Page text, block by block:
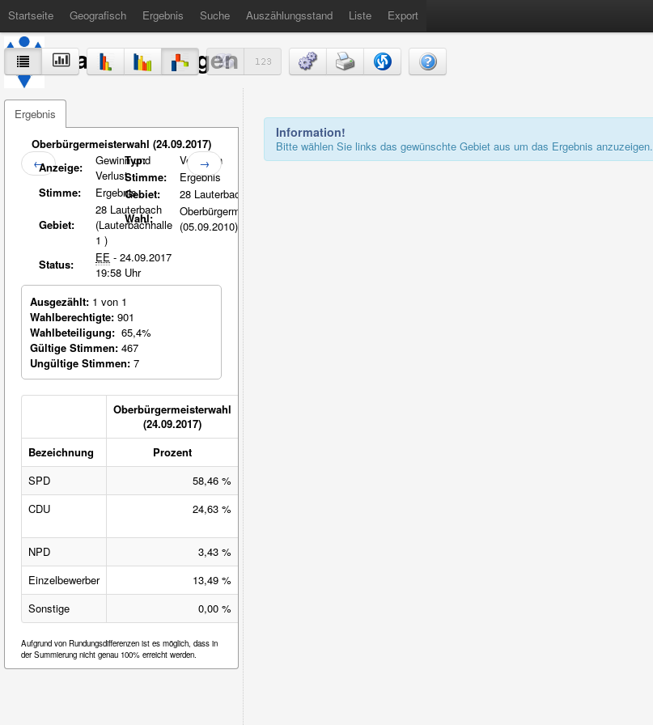
Startseite Geografisch Ergebnis Suche Auszählungsstand Liste Export
Stadt Völklingen
Ergebnis
Oberbürgermeisterwahl (24.09.2017)
←Anzeige:
Gewinn und
Verlust
Stimme:
Ergebnis
Gebiet:
28 Lauterbach
(Lauterbachhalle
1 )
Status:
EE - 24.09.2017
19:58 Uhr
Typ:
Vergleich
Stimme:
Ergebnis
Gebiet:
28 Lauterbach
Wahl:
Oberbürgermeisterwahl
(05.09.2010)
→
Ausgezählt: 1 von 1
Wahlberechtigte: 901
Wahlbeteiligung: 65,4%
Gültige Stimmen: 467
Ungültige Stimmen: 7
Oberbürgermeisterwahl
(24.09.2017)
Bezeichnung
Prozent
SPD
58,46 %
CDU
24,63 %
NPD
3,43 %
Einzelbewerber
13,49 %
Sonstige
0,00 %
Aufgrund von Rundungsdifferenzen ist es möglich, dass in
der Summierung nicht genau 100% erreicht werden.
Information!
Bitte wählen Sie links das gewünschte Gebiet aus um das Ergebnis anzuzeigen.